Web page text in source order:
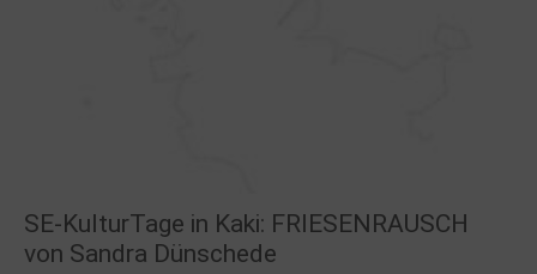
SE-KulturTage in Kaki: FRIESENRAUSCH
von Sandra Dünschede